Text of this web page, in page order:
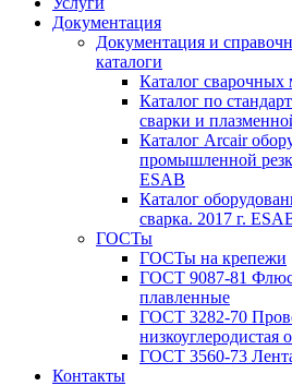
Документация
Документация и
каталоги
Каталог сварочных
Каталог по
сварки и
Каталог Arcair
промышленной
ESAB
Каталог
сварка. 2017 г.
ГОСТы
ГОСТы на крепежи
ГОСТ 9087-81
плавленные
ГОСТ 3282-70
низкоуглеродистая
ГОСТ 3560-73
Контакты